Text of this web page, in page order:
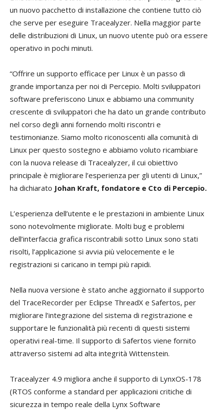
un nuovo pacchetto di installazione che contiene tutto ciò
che serve per eseguire Tracealyzer. Nella maggior parte
delle distribuzioni di Linux, un nuovo utente può ora essere
operativo in pochi minuti.
“Offrire un supporto efficace per Linux è un passo di
grande importanza per noi di Percepio. Molti sviluppatori
software preferiscono Linux e abbiamo una community
crescente di sviluppatori che ha dato un grande contributo
nel corso degli anni fornendo molti riscontri e
testimonianze. Siamo molto riconoscenti alla comunità di
Linux per questo sostegno e abbiamo voluto ricambiare
con la nuova release di Tracealyzer, il cui obiettivo
principale è migliorare l’esperienza per gli utenti di Linux,”
ha dichiarato Johan Kraft, fondatore e Cto di Percepio.
L’esperienza dell’utente e le prestazioni in ambiente Linux
sono notevolmente migliorate. Molti bug e problemi
dell’interfaccia grafica riscontrabili sotto Linux sono stati
risolti, l’applicazione si avvia più velocemente e le
registrazioni si caricano in tempi più rapidi.
Nella nuova versione è stato anche aggiornato il supporto
del TraceRecorder per Eclipse ThreadX e Safertos, per
migliorare l’integrazione del sistema di registrazione e
supportare le funzionalità più recenti di questi sistemi
operativi real-time. Il supporto di Safertos viene fornito
attraverso sistemi ad alta integrità Wittenstein.
Tracealyzer 4.9 migliora anche il supporto di LynxOS-178
(RTOS conforme a standard per applicazioni critiche di
sicurezza in tempo reale della Lynx Software